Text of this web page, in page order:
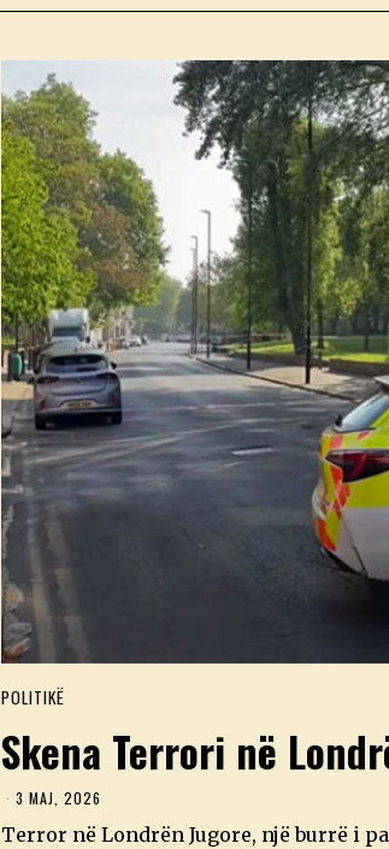
POLITIKË
Skena Terrori në
3 MAJ, 2026
A
Terror në Londrën Jugore, një burrë i